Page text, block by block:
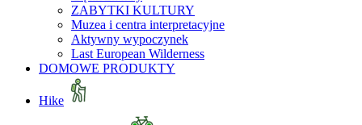
ZABYTKI KULTURY
Muzea i centra interpretacyjne
Aktywny wypoczynek
Last European Wilderness
DOMOWE PRODUKTY
Hike